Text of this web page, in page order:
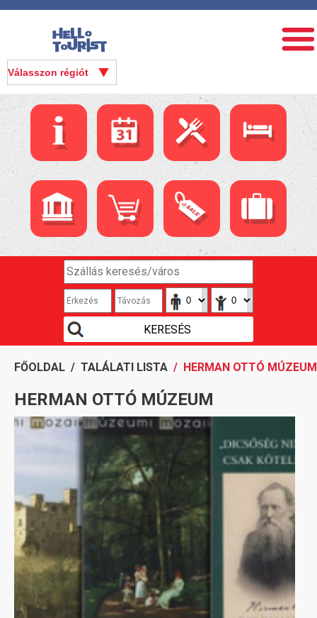
FŐOLDAL / TALÁLATI LISTA / HERMAN OTTÓ MÚZEUM
HERMAN OTTÓ MÚZEUM